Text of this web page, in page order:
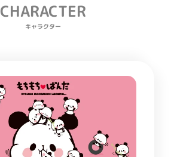
CHARACTER
キャラクター